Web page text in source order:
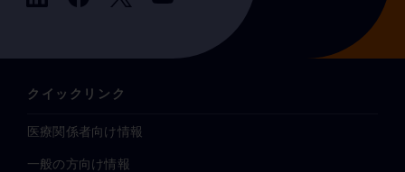
クイックリンク
医療関係者向け情報
一般の方向け情報